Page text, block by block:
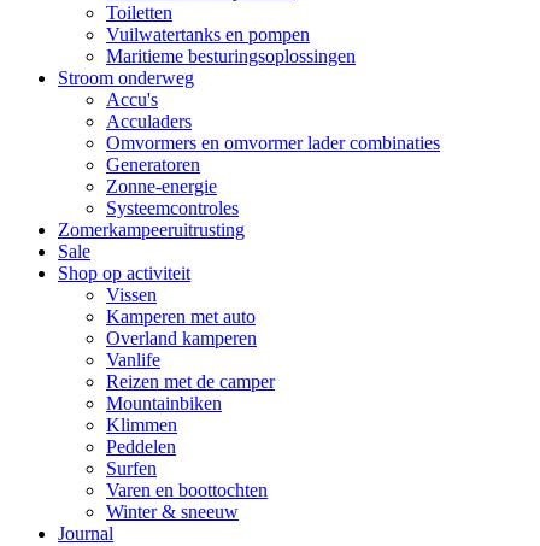
Toiletten
Vuilwatertanks en pompen
Maritieme besturingsoplossingen
Stroom onderweg
Accu's
Acculaders
Omvormers en omvormer lader combinaties
Generatoren
Zonne-energie
Systeemcontroles
Zomerkampeeruitrusting
Sale
Shop op activiteit
Vissen
Kamperen met auto
Overland kamperen
Vanlife
Reizen met de camper
Mountainbiken
Klimmen
Peddelen
Surfen
Varen en boottochten
Winter & sneeuw
Journal